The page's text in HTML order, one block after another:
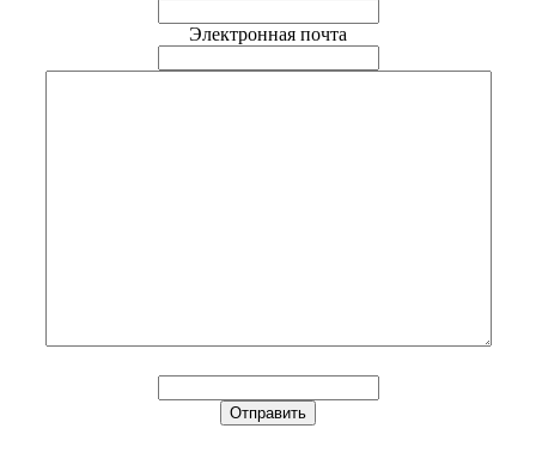
Электронная почта